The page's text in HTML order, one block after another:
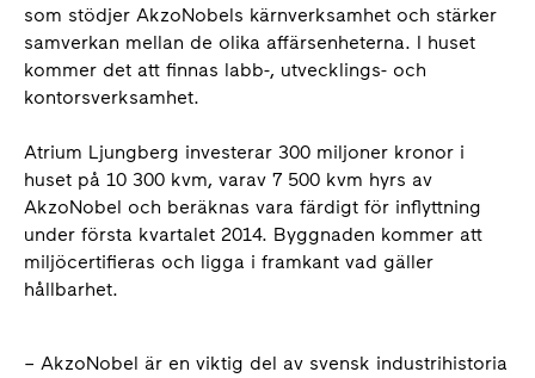
som stödjer AkzoNobels kärnverksamhet och stärker
samverkan mellan de olika affärsenheterna. I huset
kommer det att finnas labb-, utvecklings- och
kontorsverksamhet.
Atrium Ljungberg investerar 300 miljoner kronor i
huset på 10 300 kvm, varav 7 500 kvm hyrs av
AkzoNobel och beräknas vara färdigt för inflyttning
under första kvartalet 2014. Byggnaden kommer att
miljöcertifieras och ligga i framkant vad gäller
hållbarhet.
– AkzoNobel är en viktig del av svensk industrihistoria